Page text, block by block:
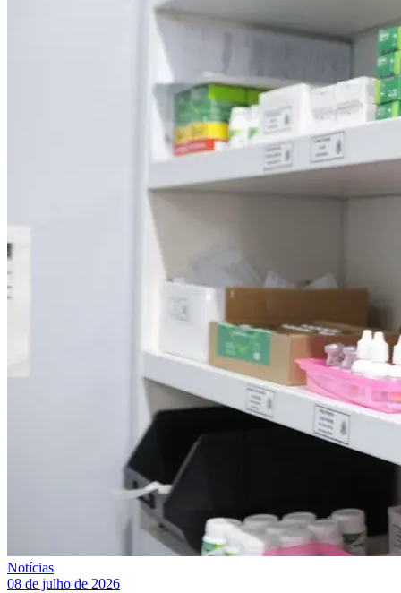
Notícias
08 de julho de 2026